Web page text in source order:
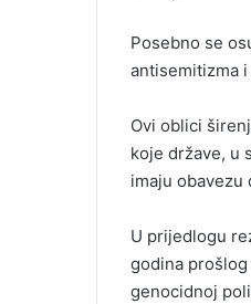
Posebno se
antisemitizma
Ovi oblici
koje države, u
imaju obavezu
U prijedlogu
godina
genocidnoj